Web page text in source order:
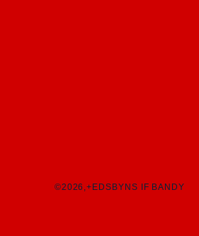
©2026,+EDSBYNS IF BANDY